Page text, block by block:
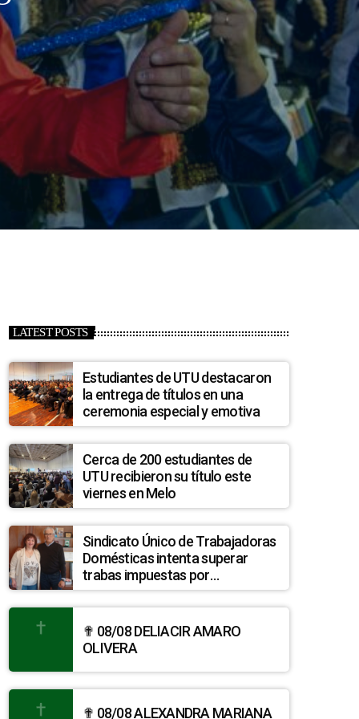
LATEST POSTS
Estudiantes de UTU destacaron
la entrega de títulos en una
ceremonia especial y emotiva
Cerca de 200 estudiantes de
UTU recibieron su título este
viernes en Melo
Sindicato Único de Trabajadoras
Domésticas intenta superar
trabas impuestas por
discrepancias entre INEFOP y el
Sistema Nacional de Cuidados
✟ 08/08 DELIACIR AMARO
OLIVERA
✟ 08/08 ALEXANDRA MARIANA